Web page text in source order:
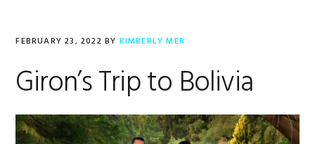
FEBRUARY 23, 2022 BY KIMBERLY MER
Giron’s Trip to Bolivia